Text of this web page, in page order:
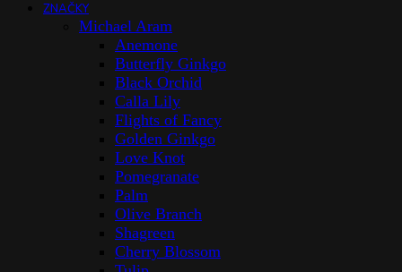
ZNAČKY
Michael Aram
Anemone
Butterfly Ginkgo
Black Orchid
Calla Lily
Flights of Fancy
Golden Ginkgo
Love Knot
Pomegranate
Palm
Olive Branch
Shagreen
Cherry Blossom